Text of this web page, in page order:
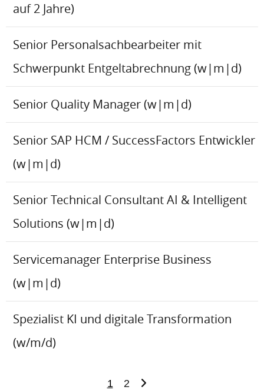
auf 2 Jahre)
Senior Personalsachbearbeiter mit
Schwerpunkt Entgeltabrechnung (w|m|d)
Senior Quality Manager (w|m|d)
Senior SAP HCM / SuccessFactors Entwickler
(w|m|d)
Senior Technical Consultant AI & Intelligent
Solutions (w|m|d)
Servicemanager Enterprise Business
(w|m|d)
Spezialist KI und digitale Transformation
(w/m/d)
1 2